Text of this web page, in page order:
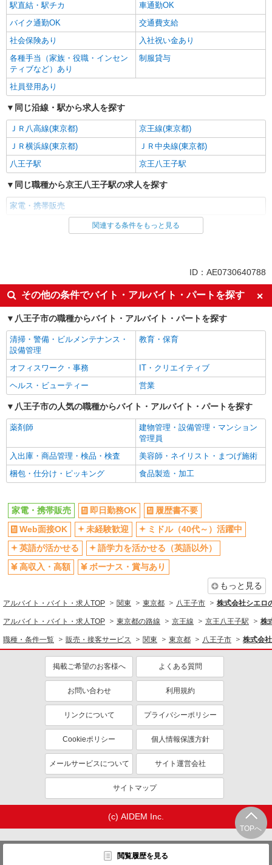
駅直結・駅チカ
車通勤OK
バイク通勤OK
交通費支給
社会保険あり
入社祝い金あり
各種手当（家族・役職・インセン
ティブなど）あり
制服貸与
社員登用あり
同じ沿線・駅から求人を探す
ＪＲ八高線(東京都)
京王線(東京都)
ＪＲ横浜線(東京都)
ＪＲ中央線(東京都)
八王子駅
京王八王子駅
同じ職種から京王八王子駅の求人を探す
家電・携帯販売
同じ雇用形態から京王八王子駅の求人を探す
即日勤務OK
履歴書不要
Web面接OK
未経験歓迎
ミドル（40代～）活躍中
英語が活かせる
語学力を活かせる（英語以外）
高収入・高額
ボーナス・賞与あり
昇給あり
日払い
週払い
10時～勤務OK
髪型・髪色自由
ネイルOK
ピアスOK
駅直結・駅チカ
車通勤OK
バイク通勤OK
交通費支給
社会保険あり
入社祝い金あり
各種手当（家族・役職・インセン
制服貸与
社員登用あり
同じ職種から求人を探す
販売・接客サービス
家電・携帯販売
日払い
車通勤OK
社会保険あり
関連する条件をもっと見る
ID：AE0730640788
その他の条件でバイト・アルバイト・パートを探す
八王子市の職種からバイト・アルバイト・パートを探す
清掃・警備・ビルメンテナンス・
設備管理
教育・保育
オフィスワーク・事務
IT・クリエイティブ
ヘルス・ビューティー
営業
八王子市の人気の職種からバイト・アルバイト・パートを探す
薬剤師
建物管理・設備管理・マンション
管理員
入出庫・商品管理・検品・検査
美容師・ネイリスト・まつげ施術
梱包・仕分け・ピッキング
食品製造・加工
TOPへ
閲覧履歴を見る
家電・携帯販売 即日勤務OK
履歴書不要
Web面接OK
未経験歓迎
ミドル（40代～）活躍中
英語が活かせる
語学力を活かせる（英語以外）
高収入・高額
ボーナス・賞与あり
もっと見る
アルバイト・バイト・求人TOP 関東 東京都 八王子市 株式会社シエロ
アルバイト・バイト・求人TOP 東京都の路線 京王線 京王八王子駅 株
職種・条件一覧 販売・接客サービス 関東 東京都 八王子市 株式会
掲載ご希望のお客様へ よくある質問
お問い合わせ 利用規約
リンクについて プライバシーポリシー
Cookieポリシー 個人情報保護方針
メールサービスについて サイト運営会社
サイトマップ
(c) AIDEM Inc.